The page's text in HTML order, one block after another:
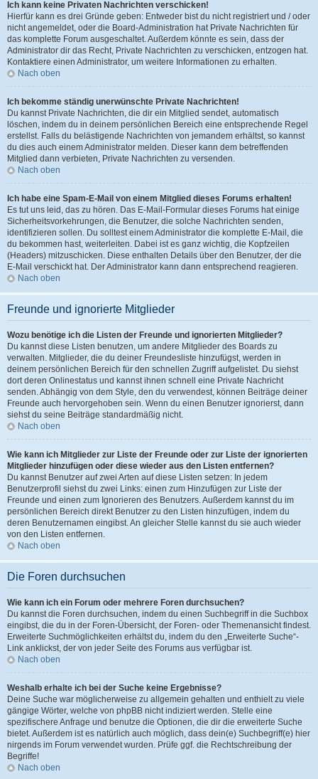
Ich kann keine Privaten Nachrichten verschicken!
Hierfür kann es drei Gründe geben: Entweder bist du nicht registriert und / oder
nicht angemeldet, oder die Board-Administration hat Private Nachrichten für
das komplette Forum ausgeschaltet. Außerdem könnte es sein, dass der
Administrator dir das Recht, Private Nachrichten zu verschicken, entzogen hat.
Kontaktiere einen Administrator, um weitere Informationen zu erhalten.
Nach oben
Ich bekomme ständig unerwünschte Private Nachrichten!
Du kannst Private Nachrichten, die dir ein Mitglied sendet, automatisch
löschen, indem du in deinem persönlichen Bereich eine entsprechende Regel
erstellst. Falls du belästigende Nachrichten von jemandem erhältst, so kannst
du dies auch einem Administrator melden. Dieser kann dem betreffenden
Mitglied dann verbieten, Private Nachrichten zu versenden.
Nach oben
Ich habe eine Spam-E-Mail von einem Mitglied dieses Forums erhalten!
Es tut uns leid, das zu hören. Das E-Mail-Formular dieses Forums hat einige
Sicherheitsvorkehrungen, die Benutzer, die solche Nachrichten senden,
identifizieren sollen. Du solltest einem Administrator die komplette E-Mail, die
du bekommen hast, weiterleiten. Dabei ist es ganz wichtig, die Kopfzeilen
(Headers) mitzuschicken. Diese enthalten Details über den Benutzer, der die
E-Mail verschickt hat. Der Administrator kann dann entsprechend reagieren.
Nach oben
Freunde und ignorierte Mitglieder
Wozu benötige ich die Listen der Freunde und ignorierten Mitglieder?
Du kannst diese Listen benutzen, um andere Mitglieder des Boards zu
verwalten. Mitglieder, die du deiner Freundesliste hinzufügst, werden in
deinem persönlichen Bereich für den schnellen Zugriff aufgelistet. Du siehst
dort deren Onlinestatus und kannst ihnen schnell eine Private Nachricht
senden. Abhängig von dem Style, den du verwendest, können Beiträge deiner
Freunde auch hervorgehoben sein. Wenn du einen Benutzer ignorierst, dann
siehst du seine Beiträge standardmäßig nicht.
Nach oben
Wie kann ich Mitglieder zur Liste der Freunde oder zur Liste der ignorierten
Mitglieder hinzufügen oder diese wieder aus den Listen entfernen?
Du kannst Benutzer auf zwei Arten auf diese Listen setzen: In jedem
Benutzerprofil siehst du zwei Links: einen zum Hinzufügen zur Liste der
Freunde und einen zum Ignorieren des Benutzers. Außerdem kannst du im
persönlichen Bereich direkt Benutzer zu den Listen hinzufügen, indem du
deren Benutzernamen eingibst. An gleicher Stelle kannst du sie auch wieder
von den Listen entfernen.
Nach oben
Die Foren durchsuchen
Wie kann ich ein Forum oder mehrere Foren durchsuchen?
Du kannst die Foren durchsuchen, indem du einen Suchbegriff in die Suchbox
eingibst, die du in der Foren-Übersicht, der Foren- oder Themenansicht findest.
Erweiterte Suchmöglichkeiten erhältst du, indem du den „Erweiterte Suche“-
Link anklickst, der von jeder Seite des Forums aus verfügbar ist.
Nach oben
Weshalb erhalte ich bei der Suche keine Ergebnisse?
Deine Suche war möglicherweise zu allgemein gehalten und enthielt zu viele
gängige Wörter, welche von phpBB nicht indiziert werden. Stelle eine
spezifischere Anfrage und benutze die Optionen, die dir die erweiterte Suche
bietet. Außerdem ist es natürlich auch möglich, dass dein(e) Suchbegriff(e) hier
nirgends im Forum verwendet wurden. Prüfe ggf. die Rechtschreibung der
Begriffe!
Nach oben